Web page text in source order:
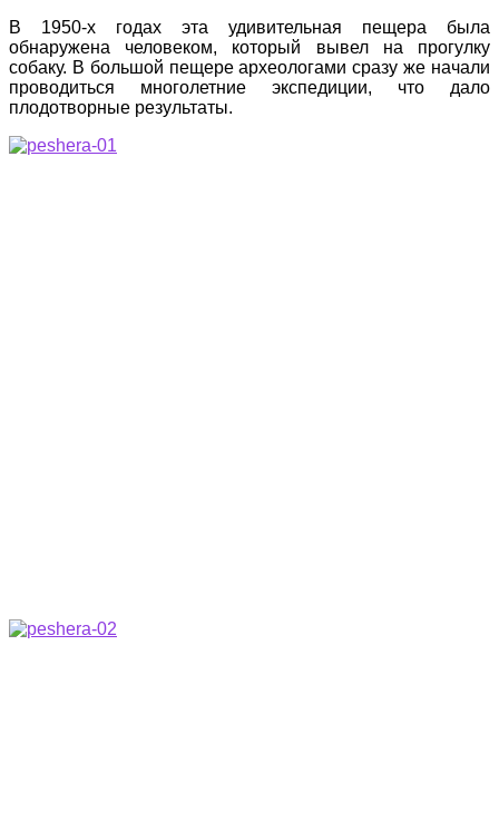
В 1950-х годах эта удивительная пещера была
обнаружена человеком, который вывел на прогулку
собаку. В большой пещере археологами сразу же начали
проводиться многолетние экспедиции, что дало
плодотворные результаты.